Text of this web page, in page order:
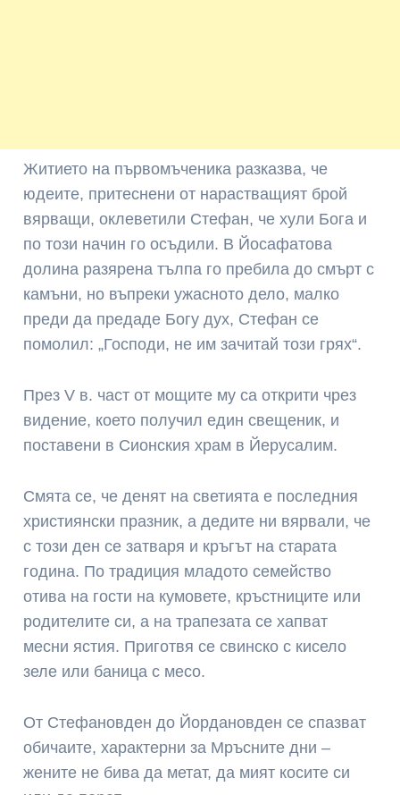
Житието на първомъченика разказва, че
юдеите, притеснени от нарастващият брой
вярващи, оклеветили Стефан, че хули Бога и
по този начин го осъдили. В Йосафатова
долина разярена тълпа го пребила до смърт с
камъни, но въпреки ужасното дело, малко
преди да предаде Богу дух, Стефан се
помолил: „Господи, не им зачитай този грях“.
През V в. част от мощите му са открити чрез
видение, което получил един свещеник, и
поставени в Сионския храм в Йерусалим.
Смята се, че денят на светията е последния
християнски празник, а дедите ни вярвали, че
с този ден се затваря и кръгът на старата
година. По традиция младото семейство
отива на гости на кумовете, кръстниците или
родителите си, а на трапезата се хапват
месни ястия. Приготвя се свинско с кисело
зеле или баница с месо.
От Стефановден до Йордановден се спазват
обичаите, характерни за Мръсните дни –
жените не бива да метат, да мият косите си